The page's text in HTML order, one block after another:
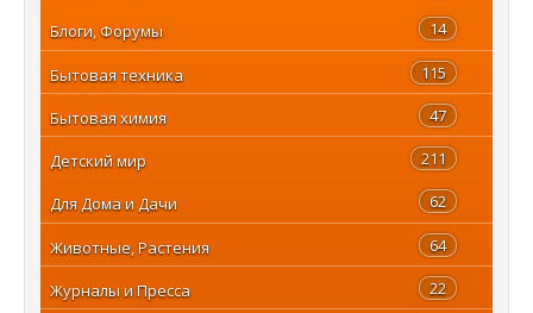
14
Блоги, Форумы
115
Бытовая техника
47
Бытовая химия
211
Детский мир
62
Для Дома и Дачи
64
Животные, Растения
22
Журналы и Пресса